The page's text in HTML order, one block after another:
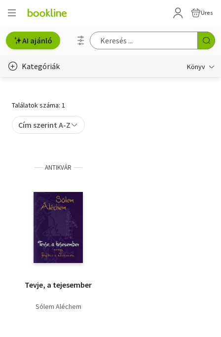
Üres
AI ajánló
Kategóriák Könyv
Gyermek- és ifjúsági
Szótár, nyelvkönyv
Tankönyv, segédkönyv
Társadalomtudomány
Természettudomány
Találatok száma: 1
Cím szerint A-Z
ANTIKVÁR
Tevje, a tejesember
Sólem Aléchem